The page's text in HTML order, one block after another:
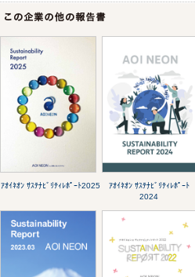
ｱｵｲﾈｵﾝ ｻｽﾃﾅﾋﾞﾘﾃｨﾚﾎﾟｰﾄ2025
ｱｵｲﾈｵﾝ ｻｽﾃﾅﾋﾞﾘﾃｨﾚﾎﾟｰﾄ
2024